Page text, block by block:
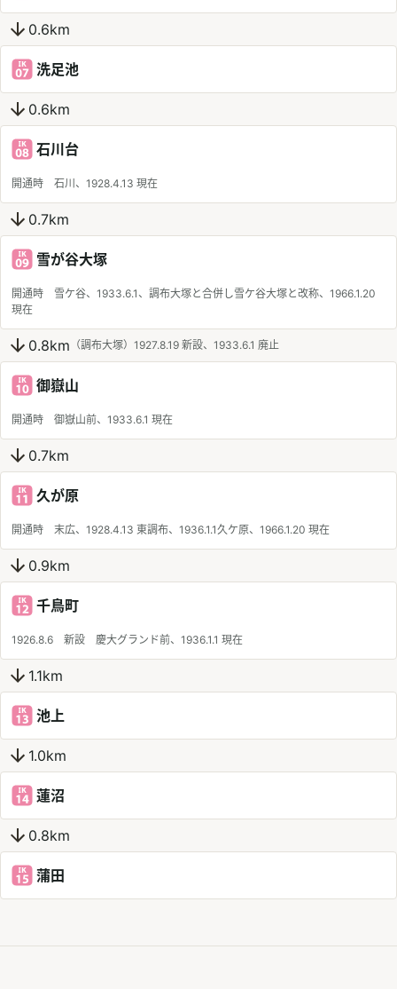
0.6km
洗足池
0.6km
石川台
開通時 石川、1928.4.13 現在
0.7km
雪が谷大塚
開通時 雪ケ谷、1933.6.1、調布大塚と合併し雪ケ谷大塚と改称、1966.1.20
現在
0.8km （調布大塚）1927.8.19 新設、1933.6.1 廃止
御嶽山
開通時 御嶽山前、1933.6.1 現在
0.7km
久が原
開通時 末広、1928.4.13 東調布、1936.1.1久ケ原、1966.1.20 現在
0.9km
千鳥町
1926.8.6 新設 慶大グランド前、1936.1.1 現在
1.1km
池上
1.0km
蓮沼
0.8km
蒲田